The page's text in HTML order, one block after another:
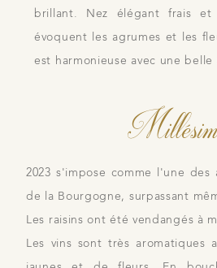
brillant. Nez élégant frais et
évoquent les agrumes et les
est harmonieuse avec une
2023 s'impose comme l'une des
de la Bourgogne, surpassant
Les raisins ont été vendangés à
Les vins sont très aromatiques